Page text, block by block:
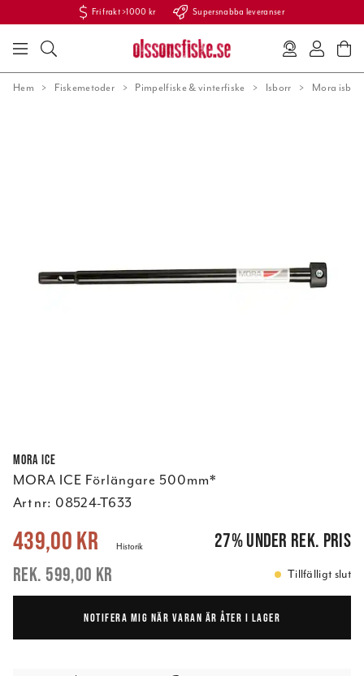
Fri frakt >1000 kr Supersnabba leveranser
Hem Fiskemetoder Pimpelfiske & vinterfiske Isborr Mora isborr
Mora ICE
MORA ICE Förlängare 500mm*
Art nr: 08524-T633
Nuvarande pris:439,00 kr 599,00 kr
439,00 kr
599,00 kr
Historik 27%under rek. pris
Tillfälligt slut
NOTIFERA MIG NÄR VARAN ÄR ÅTER I LAGER